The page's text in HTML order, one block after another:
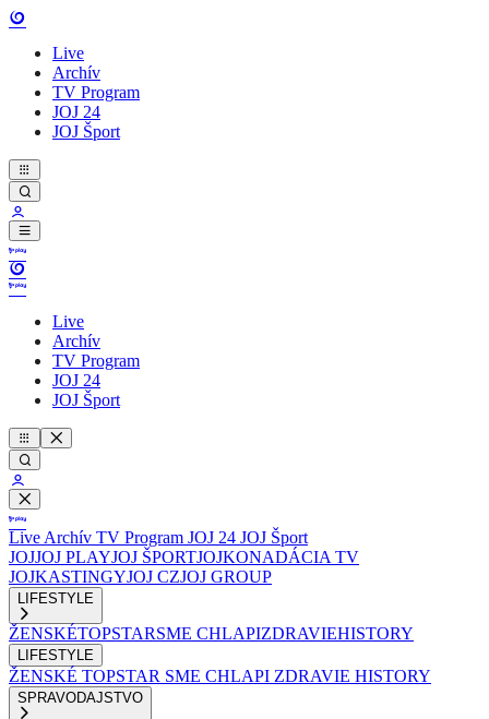
Live
Archív
TV Program
JOJ 24
JOJ Šport
Live
Archív
TV Program
JOJ 24
JOJ Šport
Live Archív TV Program JOJ 24 JOJ Šport
JOJJOJ PLAYJOJ ŠPORTJOJKONADÁCIA TV
JOJKASTINGYJOJ CZJOJ GROUP
LIFESTYLE
ŽENSKÉTOPSTARSME CHLAPIZDRAVIEHISTORY
LIFESTYLE
ŽENSKÉ TOPSTAR SME CHLAPI ZDRAVIE HISTORY
SPRAVODAJSTVO